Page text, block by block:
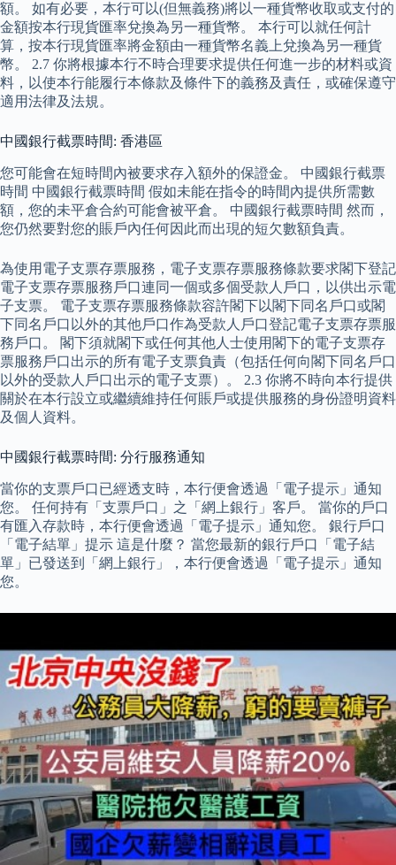
額。 如有必要，本行可以(但無義務)將以一種貨幣收取或支付的
金額按本行現貨匯率兌換為另一種貨幣。 本行可以就任何計
算，按本行現貨匯率將金額由一種貨幣名義上兌換為另一種貨
幣。 2.7 你將根據本行不時合理要求提供任何進一步的材料或資
料，以使本行能履行本條款及條件下的義務及責任，或確保遵守
適用法律及法規。
中國銀行截票時間: 香港區
您可能會在短時間內被要求存入額外的保證金。 中國銀行截票
時間 中國銀行截票時間 假如未能在指令的時間內提供所需數
額，您的未平倉合約可能會被平倉。 中國銀行截票時間 然而，
您仍然要對您的賬戶內任何因此而出現的短欠數額負責。
為使用電子支票存票服務，電子支票存票服務條款要求閣下登記
電子支票存票服務戶口連同一個或多個受款人戶口，以供出示電
子支票。 電子支票存票服務條款容許閣下以閣下同名戶口或閣
下同名戶口以外的其他戶口作為受款人戶口登記電子支票存票服
務戶口。 閣下須就閣下或任何其他人士使用閣下的電子支票存
票服務戶口出示的所有電子支票負責（包括任何向閣下同名戶口
以外的受款人戶口出示的電子支票）。 2.3 你將不時向本行提供
關於在本行設立或繼續維持任何賬戶或提供服務的身份證明資料
及個人資料。
中國銀行截票時間: 分行服務通知
當你的支票戶口已經透支時，本行便會透過「電子提示」通知
您。 任何持有「支票戶口」之「網上銀行」客戶。 當你的戶口
有匯入存款時，本行便會透過「電子提示」通知您。 銀行戶口
「電子結單」提示 這是什麼？ 當您最新的銀行戶口「電子結
單」已發送到「網上銀行」，本行便會透過「電子提示」通知
您。